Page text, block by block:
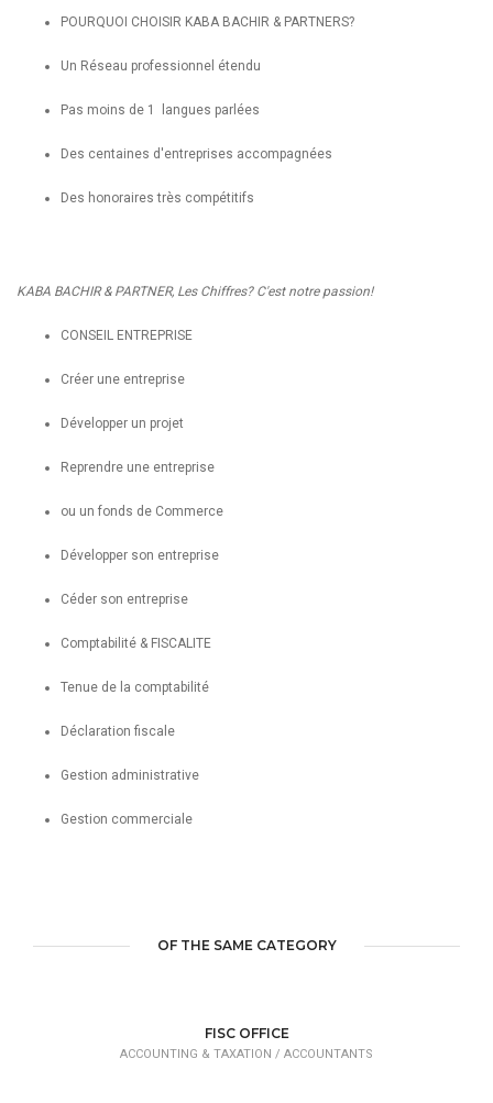
POURQUOI CHOISIR KABA BACHIR & PARTNERS?
Un Réseau professionnel étendu
Pas moins de 1 langues parlées
Des centaines d'entreprises accompagnées
Des honoraires très compétitifs
KABA BACHIR & PARTNER, Les Chiffres? C'est notre passion!
CONSEIL ENTREPRISE
Créer une entreprise
Développer un projet
Reprendre une entreprise
ou un fonds de Commerce
Développer son entreprise
Céder son entreprise
Comptabilité & FISCALITE
Tenue de la comptabilité
Déclaration fiscale
Gestion administrative
Gestion commerciale
OF THE SAME CATEGORY
FISC OFFICE
ACCOUNTING & TAXATION / ACCOUNTANTS